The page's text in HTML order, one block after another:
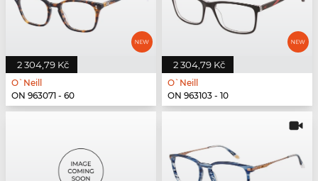
2 304,79 Kč
O`Neill
ON 963071 - 60
2 304,79 Kč
O`Neill
ON 963103 - 10